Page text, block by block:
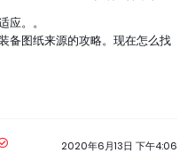
应。。
备图纸来源的攻略。现在怎么找
2020年6月13日 下午4:06